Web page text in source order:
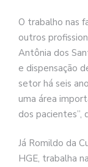
O trabalho nas
outros
Antônia dos
e dispensação
setor há seis
uma área
dos pacientes”,
Já Romildo da
HGE, trabalha